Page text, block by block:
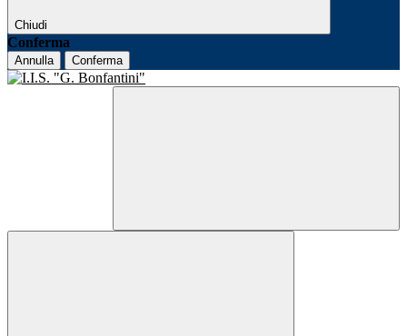
Chiudi
Conferma
Annulla Conferma